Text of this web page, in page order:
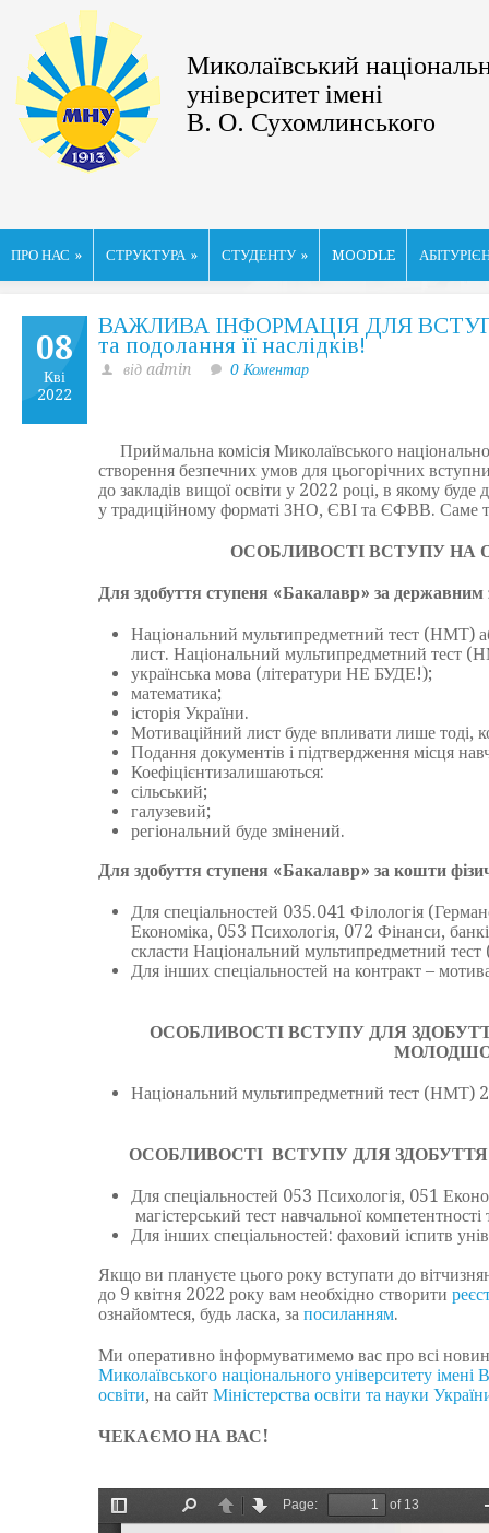
Миколаївський
університет імені
В. О. Сухомлинського
ПРО НАС » СТРУКТУРА » СТУДЕНТУ » MOODLE
08
Кві
2022
ВАЖЛИВА ІНФОРМАЦІЯ ДЛЯ
та подолання її наслідків!
від admin 0 Коментар
Приймальна комісія Миколаївського
створення безпечних умов для цьогорічних
до закладів вищої освіти у 2022 році, в якому
у традиційному форматі ЗНО, ЄВІ та ЄФВВ. Саме
ОСОБЛИВОСТІ ВСТУПУ НА
Для здобуття ступеня «Бакалавр» за
Національний мультипредметний тест (НМТ)
лист. Національний мультипредметний тест
українська мова (літератури НЕ БУДЕ!);
математика;
історія України.
Мотиваційний лист буде впливати лише тоді,
Подання документів і підтвердження місця
Коефіцієнтизалишаються:
сільський;
галузевий;
регіональний буде змінений.
Для здобуття ступеня «Бакалавр» за кошти
Для спеціальностей 035.041 Філологія
Економіка, 053 Психологія, 072 Фінанси,
скласти Національний мультипредметний
Для інших спеціальностей на контракт –
ОСОБЛИВОСТІ ВСТУПУ ДЛЯ
Національний мультипредметний тест (НМТ)
ОСОБЛИВОСТІ ВСТУПУ ДЛЯ
Для спеціальностей 053 Психологія, 051
магістерський тест навчальної
Для інших спеціальностей: фаховий іспитв
Якщо ви плануєте цього року вступати до
до 9 квітня 2022 року вам необхідно створити
ознайомтеся, будь ласка, за посиланням.
Ми оперативно інформуватимемо вас про всі
Миколаївського національного університету
освіти, на сайт Міністерства освіти та науки
ЧЕКАЄМО НА ВАС!